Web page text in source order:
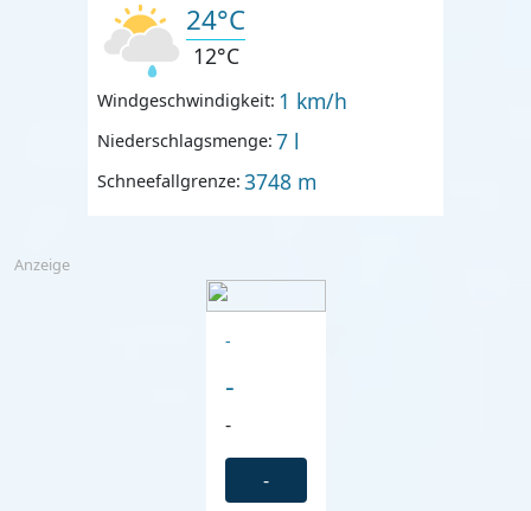
24°C
12°C
Windgeschwindigkeit: 1 km/h
Niederschlagsmenge: 7 l
Schneefallgrenze: 3748 m
Anzeige
-
-
-
-